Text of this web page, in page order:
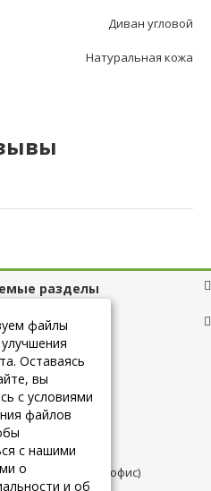
Диван угловой
Натуральная кожа
разделы
ссылки
084-10-60
ул.Плещеева д.12 (офис)
файлы
Оставаясь
вы
с условиями
файлов
с нашими
о
и об